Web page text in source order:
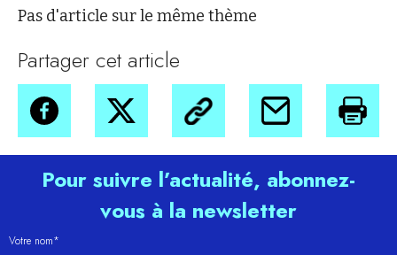
Pas d'article sur le même thème
Partager cet article
Pour suivre l’actualité, abonnez-
vous à la newsletter
Votre nom*